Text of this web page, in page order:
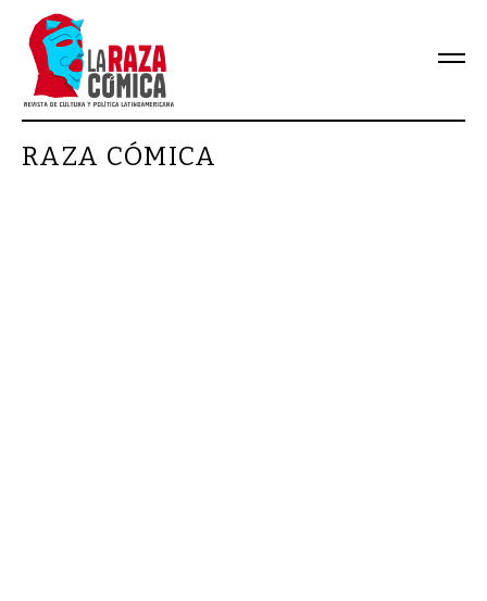
RAZA CÓMICA